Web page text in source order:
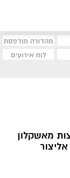
מהדורה מודפסת
לוח אירועים
מאשקלון